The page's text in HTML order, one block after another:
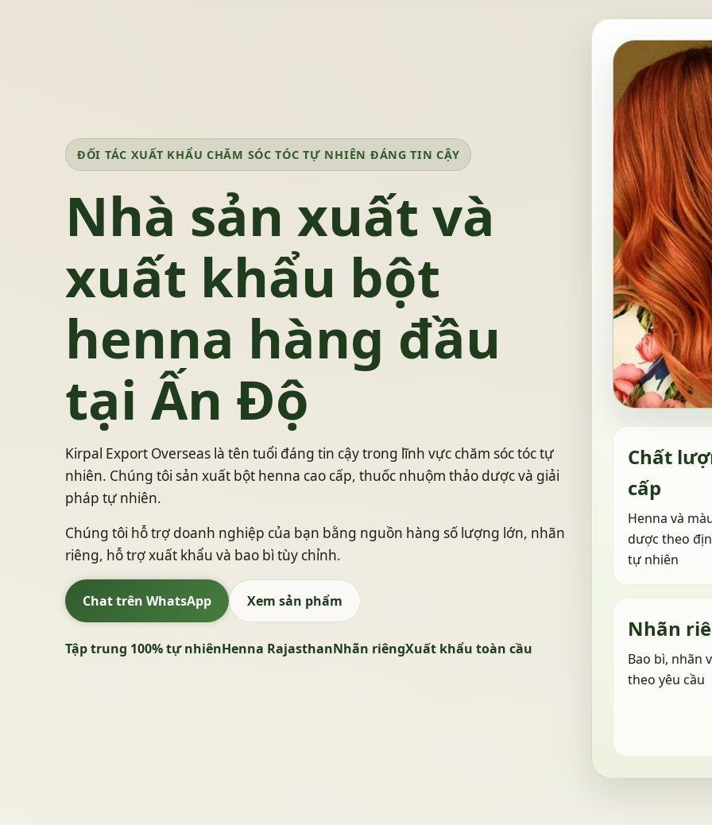
ĐỐI TÁC XUẤT KHẨU CHĂM SÓC TÓC TỰ NHIÊN ĐÁNG TIN CẬY
Nhà sản xuất và
xuất khẩu bột
henna hàng đầu
tại Ấn Độ
Kirpal Export Overseas là tên tuổi đáng tin cậy trong lĩnh vực chăm sóc tóc tự
nhiên. Chúng tôi sản xuất bột henna cao cấp, thuốc nhuộm thảo dược và giải
pháp tự nhiên.
Chúng tôi hỗ trợ doanh nghiệp của bạn bằng nguồn hàng số lượng lớn, nhãn
riêng, hỗ trợ xuất khẩu và bao bì tùy chỉnh.
Chat trên WhatsApp Xem sản phẩm
Tập trung 100% tự nhiênHenna RajasthanNhãn riêngXuất khẩu toàn cầu
Chất
cấp
Henna và
dược theo
tự nhiên
Nhãn
Bao bì, nhãn
theo yêu cầu